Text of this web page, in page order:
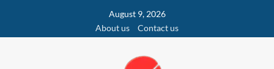
content
August 9, 2026
About us
Contact us